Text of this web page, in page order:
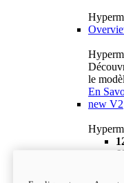
le
En
new V2
18 895 $